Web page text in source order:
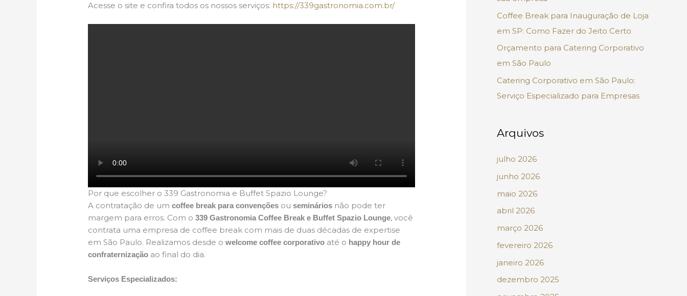
Acesse o site e confira todos os nossos serviços: https://339gastronomia.com.br/
Por que escolher o 339 Gastronomia e Buffet Spazio Lounge?
A contratação de umcoffee break para convenções ouseminários não pode ter
margem para erros. Com o339 Gastronomia Coffee Break e Buffet Spazio Lounge, você
contrata uma empresa de coffee break com mais de duas décadas de expertise
em São Paulo. Realizamos desde owelcome coffee corporativo até o happy hour de
confraternização ao final do dia.
Serviços Especializados:
o
r
:
Coffee Break para Inauguração de Loja
em SP: Como Fazer do Jeito Certo
Orçamento para Catering Corporativo
em São Paulo
Catering Corporativo em São Paulo:
Serviço Especializado para Empresas
Arquivos
julho 2026
junho 2026
maio 2026
abril 2026
março 2026
fevereiro 2026
janeiro 2026
dezembro 2025